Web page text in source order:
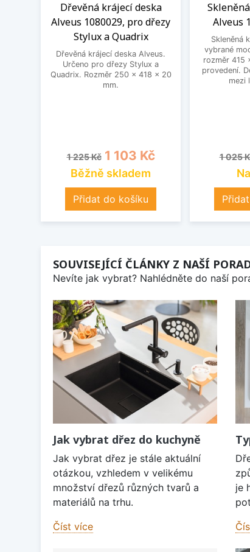
Dřevěná krájecí deska
Alveus 1080029, pro dřezy
Stylux a Quadrix
Dřevěná krájecí deska Alveus.
Určeno pro dřezy Stylux a
Quadrix. Rozměr 250 x 418 x 20
mm.
Běžná cena
1 225 Kč Cena
1 103 Kč
Běžně skladem
Přidat do košíku
Alveus
Skleněná
vybrané
rozměr 415
provedení.
mezi
Běžná
1 025
SOUVISEJÍCÍ ČLÁNKY Z NAŠÍ
Nevíte jak vybrat? Nahlédněte do naší
Jak vybrat dřez do kuchyně
Jak vybrat dřez je stále aktuální
otázkou, vzhledem v velikému
množství dřezů různých tvarů a
materiálů na trhu.
Číst více
je